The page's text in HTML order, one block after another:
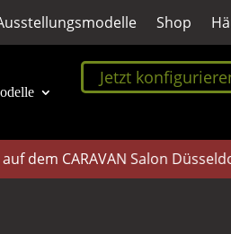
Shop
Jetzt
CARAVAN Salon Düsseldorf